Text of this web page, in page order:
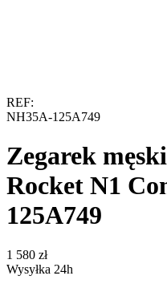
REF:
NH35A-125A749
Zegarek
Rocket N1
125A749
‍1 580‍ zł
Wysyłka 24h